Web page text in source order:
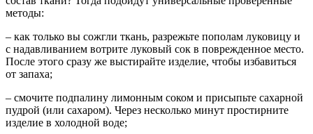
методы:
– как только вы сожгли ткань, разрежьте пополам луковицу и
с надавливанием вотрите луковый сок в поврежденное место.
После этого сразу же выстирайте изделие, чтобы избавиться
от запаха;
– смочите подпалину лимонным соком и присыпьте сахарной
пудрой (или сахаром). Через несколько минут простирните
изделие в холодной воде;